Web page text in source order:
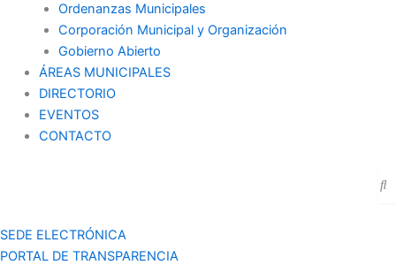
Ordenanzas Municipales
Corporación Municipal y Organización
Gobierno Abierto
ÁREAS MUNICIPALES
DIRECTORIO
EVENTOS
CONTACTO
SEDE ELECTRÓNICA
PORTAL DE TRANSPARENCIA